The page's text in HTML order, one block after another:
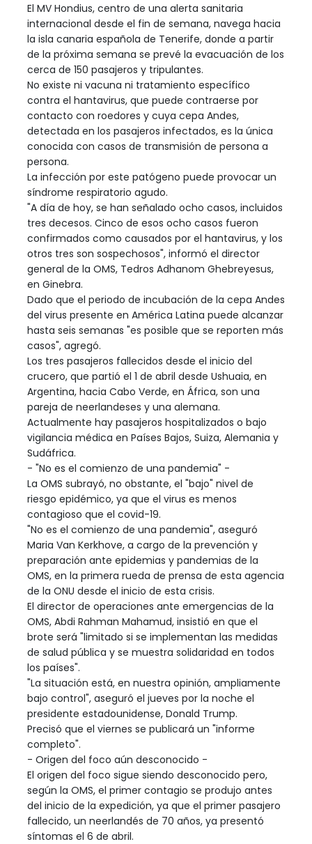
El MV Hondius, centro de una alerta sanitaria
internacional desde el fin de semana, navega hacia
la isla canaria española de Tenerife, donde a partir
de la próxima semana se prevé la evacuación de los
cerca de 150 pasajeros y tripulantes.
No existe ni vacuna ni tratamiento específico
contra el hantavirus, que puede contraerse por
contacto con roedores y cuya cepa Andes,
detectada en los pasajeros infectados, es la única
conocida con casos de transmisión de persona a
persona.
La infección por este patógeno puede provocar un
síndrome respiratorio agudo.
"A día de hoy, se han señalado ocho casos, incluidos
tres decesos. Cinco de esos ocho casos fueron
confirmados como causados por el hantavirus, y los
otros tres son sospechosos", informó el director
general de la OMS, Tedros Adhanom Ghebreyesus,
en Ginebra.
Dado que el periodo de incubación de la cepa Andes
del virus presente en América Latina puede alcanzar
hasta seis semanas "es posible que se reporten más
casos", agregó.
Los tres pasajeros fallecidos desde el inicio del
crucero, que partió el 1 de abril desde Ushuaia, en
Argentina, hacia Cabo Verde, en África, son una
pareja de neerlandeses y una alemana.
Actualmente hay pasajeros hospitalizados o bajo
vigilancia médica en Países Bajos, Suiza, Alemania y
Sudáfrica.
- "No es el comienzo de una pandemia" -
La OMS subrayó, no obstante, el "bajo" nivel de
riesgo epidémico, ya que el virus es menos
contagioso que el covid-19.
"No es el comienzo de una pandemia", aseguró
Maria Van Kerkhove, a cargo de la prevención y
preparación ante epidemias y pandemias de la
OMS, en la primera rueda de prensa de esta agencia
de la ONU desde el inicio de esta crisis.
El director de operaciones ante emergencias de la
OMS, Abdi Rahman Mahamud, insistió en que el
brote será "limitado si se implementan las medidas
de salud pública y se muestra solidaridad en todos
los países".
"La situación está, en nuestra opinión, ampliamente
bajo control", aseguró el jueves por la noche el
presidente estadounidense, Donald Trump.
Precisó que el viernes se publicará un "informe
completo".
- Origen del foco aún desconocido -
El origen del foco sigue siendo desconocido pero,
según la OMS, el primer contagio se produjo antes
del inicio de la expedición, ya que el primer pasajero
fallecido, un neerlandés de 70 años, ya presentó
síntomas el 6 de abril.